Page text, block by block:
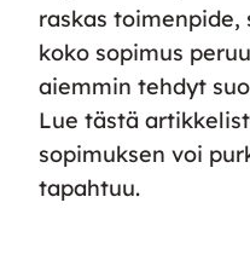
raskas toimenpide,
koko sopimus
aiemmin tehdyt
Lue tästä
sopimuksen voi
tapahtuu.